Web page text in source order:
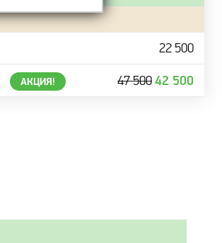
22 500
АКЦИЯ! 47 50042 500